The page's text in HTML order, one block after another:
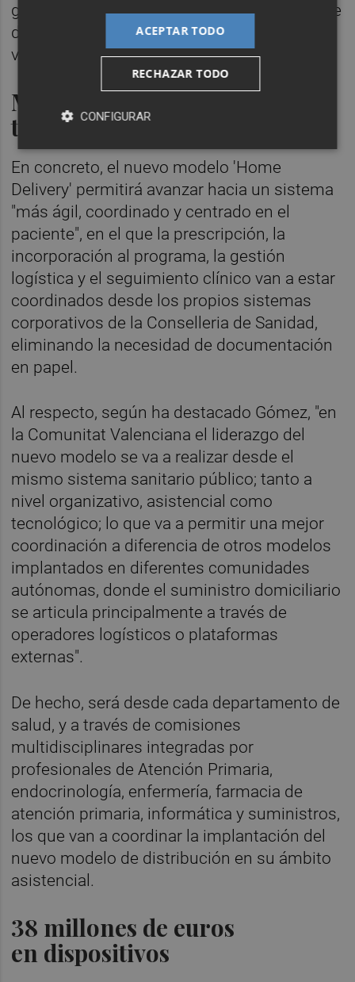
gestión integrada y coordinada directamente
desde el sistema sanitario público
valenciano.
Mayor agilidad en los
tratamientos
En concreto, el nuevo modelo 'Home
Delivery' permitirá avanzar hacia un sistema
"más ágil, coordinado y centrado en el
paciente", en el que la prescripción, la
incorporación al programa, la gestión
logística y el seguimiento clínico van a estar
coordinados desde los propios sistemas
corporativos de la Conselleria de Sanidad,
eliminando la necesidad de documentación
en papel.
Al respecto, según ha destacado Gómez, "en
la Comunitat Valenciana el liderazgo del
nuevo modelo se va a realizar desde el
mismo sistema sanitario público; tanto a
nivel organizativo, asistencial como
tecnológico; lo que va a permitir una mejor
coordinación a diferencia de otros modelos
implantados en diferentes comunidades
autónomas, donde el suministro domiciliario
se articula principalmente a través de
operadores logísticos o plataformas
externas".
De hecho, será desde cada departamento de
salud, y a través de comisiones
multidisciplinares integradas por
profesionales de Atención Primaria,
endocrinología, enfermería, farmacia de
atención primaria, informática y suministros,
los que van a coordinar la implantación del
nuevo modelo de distribución en su ámbito
asistencial.
38 millones de euros
en dispositivos
ACEPTAR TODO
RECHAZAR TODO
CONFIGURAR